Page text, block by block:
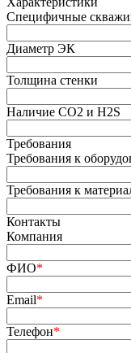
Специфичные
Диаметр ЭК
Толщина стенки
Наличие СО2 и H2S
Требования
Требования к
Требования к
Контакты
Компания
ФИО*
Email*
Телефон*